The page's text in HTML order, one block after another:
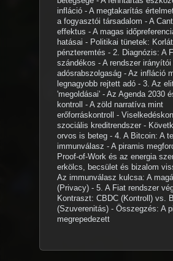
infláció - A megtakarítás
a fogyasztói társadalom - A
effektus - A magas
hatásai - Politikai tünetek:
pénzteremtés - 2. Diagnózis: A
szándékos - A rendszer irányítói
adósrabszolgaság - Az infláció
legnagyobb rejtett adó - 3. Az
'megoldásai' - Az Agenda 2030
kontroll - A zöld narratíva mint
erőforráskontroll -
szociális kreditrendszer -
orvos is beteg - 4. A Bitcoin: A
immunválasz - A piramis
Proof-of-Work és az energia
erkölcs, becsület és bizalom
Az immunválasz kulcsa: A
(Privacy) - 5. A Fiat rendszer
Kontraszt: CBDC (Kontroll) vs.
(Szuverenitás) - Összegzés: A
megrepedezett